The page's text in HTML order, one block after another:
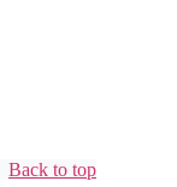
Back to top